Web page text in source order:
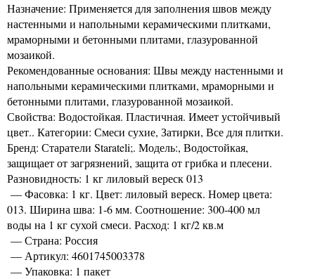
Назначение: Применяется для заполнения швов между
настенными и напольными керамическими плитками,
мраморными и бетонными плитами, глазурованной
мозаикой.
Рекомендованные основания: Швы между настенными и
напольными керамическими плитками, мраморными и
бетонными плитами, глазурованной мозаикой.
Свойства: Водостойкая. Пластичная. Имеет устойчивый
цвет.. Категории: Смеси сухие, Затирки, Все для плитки.
Бренд: Старатели Starateli;. Модель:, Водостойкая,
защищает от загрязнений, защита от грибка и плесени.
Разновидность: 1 кг лиловый вереск 013
— Фасовка: 1 кг. Цвет: лиловый вереск. Номер цвета:
013. Ширина шва: 1-6 мм. Соотношение: 300-400 мл
воды на 1 кг сухой смеси. Расход: 1 кг/2 кв.м
— Страна: Россия
— Артикул: 4601745003378
— Упаковка: 1 пакет